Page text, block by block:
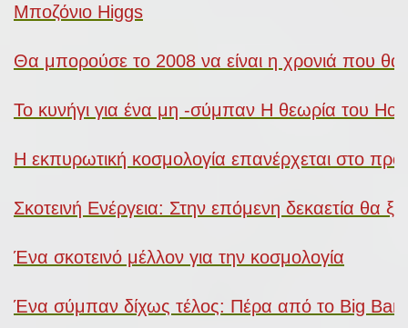
Μποζόνιο Higgs
Θα μπορούσε το 2008 να είναι η χρονιά που θα
Το κυνήγι για ένα μη -σύμπαν Η θεωρία του
Η εκπυρωτική κοσμολογία επανέρχεται στο
Σκοτεινή Ενέργεια: Στην επόμενη δεκαετία θα
Ένα σκοτεινό μέλλον για την κοσμολογία
Ένα σύμπαν δίχως τέλος: Πέρα από το Big